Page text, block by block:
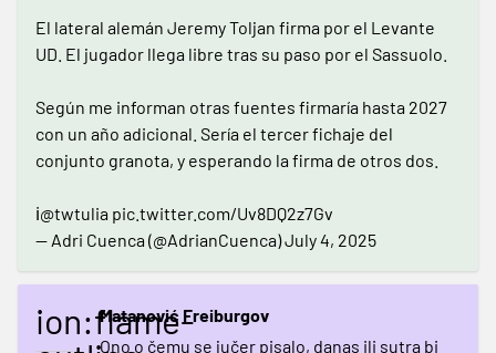
El lateral alemán Jeremy Toljan firma por el Levante
UD. El jugador llega libre tras su paso por el Sassuolo.
Según me informan otras fuentes firmaría hasta 2027
con un año adicional. Sería el tercer fichaje del
conjunto granota, y esperando la firma de otros dos.
ℹ️@twtulia pic.twitter.com/Uv8DQ2z7Gv
— Adri Cuenca (@AdrianCuenca)July 4, 2025
ion:flame-
Matanović Freiburgov
Ono o čemu se jučer pisalo, danas ili sutra bi